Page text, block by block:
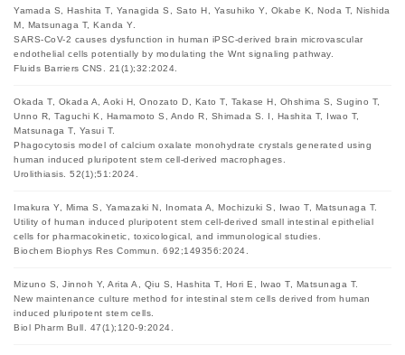
Yamada S, Hashita T, Yanagida S, Sato H, Yasuhiko Y, Okabe K, Noda T, Nishida
M, Matsunaga T, Kanda Y.
SARS-CoV-2 causes dysfunction in human iPSC-derived brain microvascular
endothelial cells potentially by modulating the Wnt signaling pathway.
Fluids Barriers CNS. 21(1);32:2024.
Okada T, Okada A, Aoki H, Onozato D, Kato T, Takase H, Ohshima S, Sugino T,
Unno R, Taguchi K, Hamamoto S, Ando R, Shimada S. I, Hashita T, Iwao T,
Matsunaga T, Yasui T.
Phagocytosis model of calcium oxalate monohydrate crystals generated using
human induced pluripotent stem cell-derived macrophages.
Urolithiasis. 52(1);51:2024.
Imakura Y, Mima S, Yamazaki N, Inomata A, Mochizuki S, Iwao T, Matsunaga T.
Utility of human induced pluripotent stem cell-derived small intestinal epithelial
cells for pharmacokinetic, toxicological, and immunological studies.
Biochem Biophys Res Commun. 692;149356:2024.
Mizuno S, Jinnoh Y, Arita A, Qiu S, Hashita T, Hori E, Iwao T, Matsunaga T.
New maintenance culture method for intestinal stem cells derived from human
induced pluripotent stem cells.
Biol Pharm Bull. 47(1);120-9:2024.